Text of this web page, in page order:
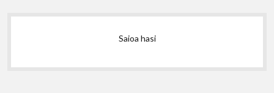
Saioa hasi